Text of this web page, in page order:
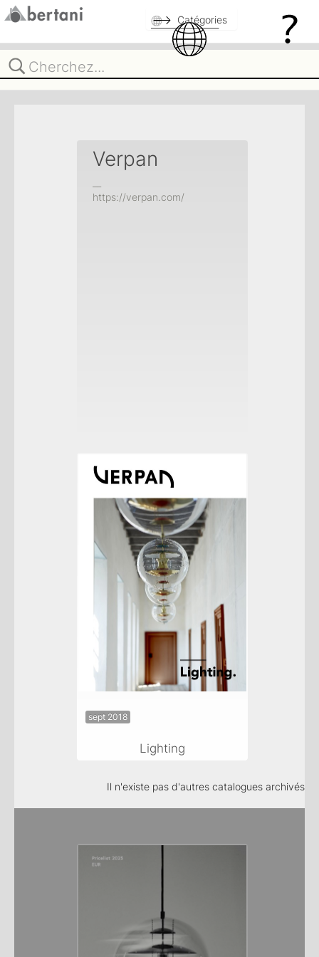
Catégories
Verpan
https://verpan.com/
sept 2018
Lighting
Il n'existe pas d'autres catalogues archivés